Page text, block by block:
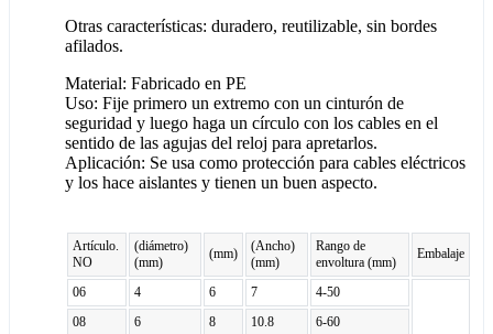
Otras características: duradero, reutilizable, sin bordes
afilados.
Material: Fabricado en PE
Uso: Fije primero un extremo con un cinturón de
seguridad y luego haga un círculo con los cables en el
sentido de las agujas del reloj para apretarlos.
Aplicación: Se usa como protección para cables eléctricos
y los hace aislantes y tienen un buen aspecto.
Artículo.
NO
(diámetro)
(mm)
(mm)
(Ancho)
(mm)
Rango de
envoltura (mm)
Embalaje
06 4 6 7 4-50
08 6 8 10.8
6-60